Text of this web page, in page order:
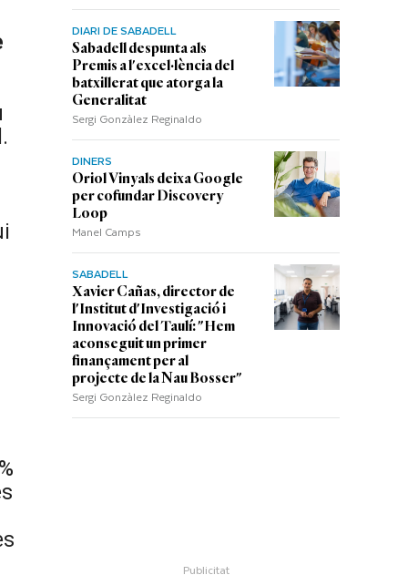
DIARI DE SABADELL
Sabadell despunta als
Premis a l'excel·lència del
batxillerat que atorga la
Generalitat
Sergi Gonzàlez Reginaldo
DINERS
Oriol Vinyals deixa Google
per cofundar Discovery
Loop
Manel Camps
SABADELL
Xavier Cañas, director de
l'Institut d'Investigació i
Innovació del Taulí: "Hem
aconseguit un primer
finançament per al
projecte de la Nau Bosser"
Sergi Gonzàlez Reginaldo